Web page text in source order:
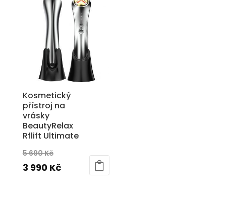
Kosmetický
přístroj na
vrásky
BeautyRelax
Rflift Ultimate
5 690Kč
cena
3 990 KčAktuální